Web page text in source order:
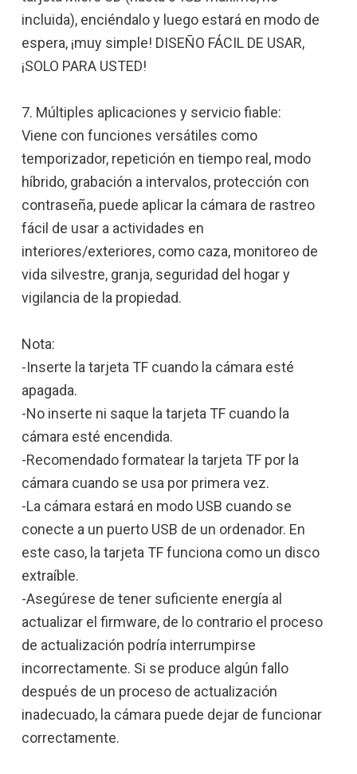
incluida), enciéndalo y luego estará en modo de
espera, ¡muy simple! DISEÑO FÁCIL DE USAR,
¡SOLO PARA USTED!
7. Múltiples aplicaciones y servicio fiable:
Viene con funciones versátiles como
temporizador, repetición en tiempo real, modo
híbrido, grabación a intervalos, protección con
contraseña, puede aplicar la cámara de rastreo
fácil de usar a actividades en
interiores/exteriores, como caza, monitoreo de
vida silvestre, granja, seguridad del hogar y
vigilancia de la propiedad.
Nota:
-Inserte la tarjeta TF cuando la cámara esté
apagada.
-No inserte ni saque la tarjeta TF cuando la
cámara esté encendida.
-Recomendado formatear la tarjeta TF por la
cámara cuando se usa por primera vez.
-La cámara estará en modo USB cuando se
conecte a un puerto USB de un ordenador. En
este caso, la tarjeta TF funciona como un disco
extraíble.
-Asegúrese de tener suficiente energía al
actualizar el firmware, de lo contrario el proceso
de actualización podría interrumpirse
incorrectamente. Si se produce algún fallo
después de un proceso de actualización
inadecuado, la cámara puede dejar de funcionar
correctamente.